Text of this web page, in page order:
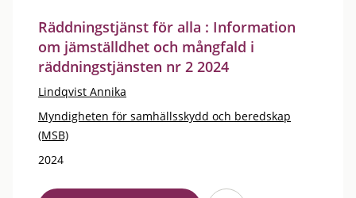
Räddningstjänst för alla : Information
om jämställdhet och mångfald i
räddningstjänsten nr 2 2024
Lindqvist Annika
Myndigheten för samhällsskydd och beredskap
(MSB)
2024